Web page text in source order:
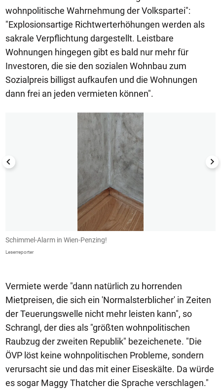
wohnpolitische Wahrnehmung der Volkspartei":
"Explosionsartige Richtwerterhöhungen werden als
sakrale Verpflichtung dargestellt. Leistbare
Wohnungen hingegen gibt es bald nur mehr für
Investoren, die sie den sozialen Wohnbau zum
Sozialpreis billigst aufkaufen und die Wohnungen
dann frei an jeden vermieten können".
1/8
Schimmel-Alarm in Wien-Penzing!
Leserreporter
Vermiete werde "dann natürlich zu horrenden
Mietpreisen, die sich ein 'Normalsterblicher' in Zeiten
der Teuerungswelle nicht mehr leisten kann", so
Schrangl, der dies als "größten wohnpolitischen
Raubzug der zweiten Republik" bezeichenete. "Die
ÖVP löst keine wohnpolitischen Probleme, sondern
verursacht sie und das mit einer Eiseskälte. Da würde
es sogar Maggy Thatcher die Sprache verschlagen."